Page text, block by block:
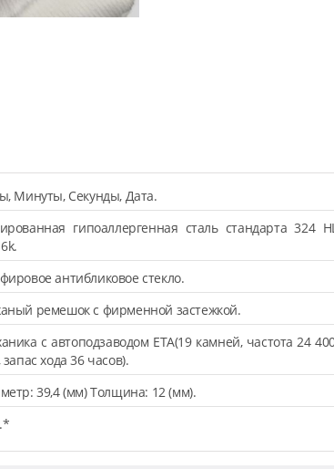
Минуты, Секунды, Дата.
гипоаллергенная сталь стандарта 324
антибликовое стекло.
ремешок с фирменной застежкой.
с автоподзаводом ETA(19 камней, частота 24
запас хода 36 часов).
39,4 (мм) Толщина: 12 (мм).